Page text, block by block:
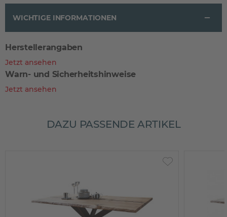
WICHTIGE INFORMATIONEN
Herstellerangaben
Jetzt ansehen
Warn- und Sicherheitshinweise
Jetzt ansehen
DAZU PASSENDE ARTIKEL